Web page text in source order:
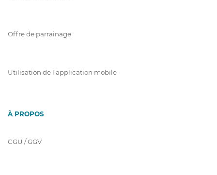
Offre de parrainage
Utilisation de l'application mobile
À PROPOS
CGU / GGV